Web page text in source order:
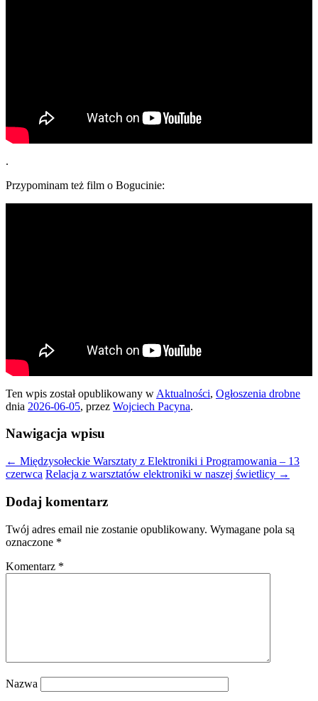
.
Przypominam też film o Bogucinie:
Ten wpis został opublikowany w Aktualności, Ogłoszenia drobne
dnia 2026-06-05, przez Wojciech Pacyna.
Nawigacja wpisu
← Międzysołeckie Warsztaty z Elektroniki i Programowania – 13
czerwca Relacja z warsztatów elektroniki w naszej świetlicy →
Dodaj komentarz
Twój adres email nie zostanie opublikowany. Wymagane pola są
oznaczone *
Komentarz *
Nazwa